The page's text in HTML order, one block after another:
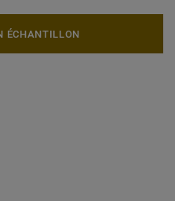
ÉCHANTILLON